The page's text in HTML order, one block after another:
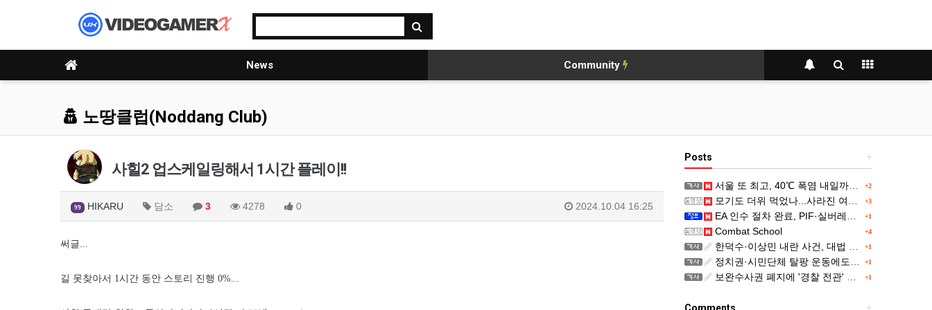
News Community
노땅클럽(Noddang Club)
사힐2 업스케일링해서 1시간 플레이!!
99 HIKARU 담소 3 4278 0 2024.10.04 16:25
써글...
길 못찾아서 1시간 동안 스토리 진행 0%...
+
Posts
+2
서울 또 최고, 40℃ 폭염 내일까지...주말 동쪽 비바람
+3
모기도 더위 먹었나...사라진 여름 불청객
+1
EA 인수 절차 완료, PIF·실버레이크 컨소시엄 산하 편입
+4
Combat School
+1
한덕수·이상민 내란 사건, 대법 전합 심리…"역사적 사법평가"(종합)
+1
정치권·시민단체 탈팡 운동에도…고객 '2470만명' 원상 회복, "고물가에 돌팡"
+1
보완수사권 폐지에 '경찰 전관' 몸값 뛴다…대형 로펌 영입전쟁